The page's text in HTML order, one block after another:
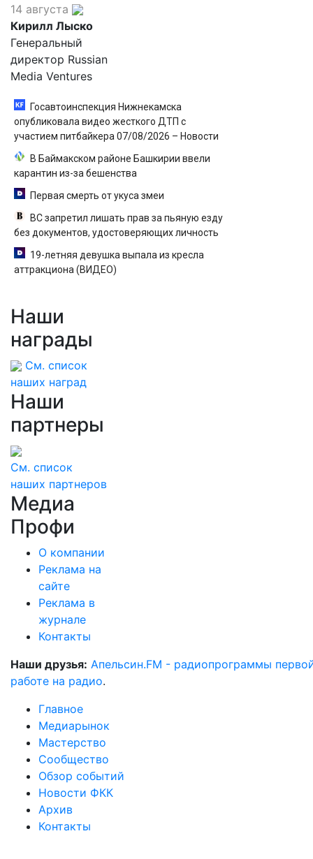
14 августа
Кирилл Лыско
Генеральный
директор Russian
Media Ventures
Госавтоинспекция Нижнекамска
опубликовала видео жесткого ДТП с
участием питбайкера 07/08/2026 – Новости
В Баймакском районе Башкирии ввели
карантин из-за бешенства
Первая смерть от укуса змеи
ВС запретил лишать прав за пьяную езду
без документов, удостоверяющих личность
19-летняя девушка выпала из кресла
аттракциона (ВИДЕО)
Наши
награды
См. список
наших наград
Наши
партнеры
См. список
наших партнеров
Медиа
Профи
О компании
Реклама на
сайте
Реклама в
журнале
Контакты
Наши друзья: Апельсин.FM - радиопрограммы
работе на радио.
Главное
Медиарынок
Мастерство
Сообщество
Обзор событий
Новости ФКК
Архив
Контакты